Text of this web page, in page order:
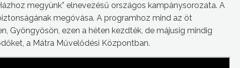
megyünk” elnevezésű országos kampánysorozata. A
megóvása. A programhoz mind az öt
Gyöngyösön, ezen a héten kezdték, de májusig mindig
a Mátra Művelődési Központban.